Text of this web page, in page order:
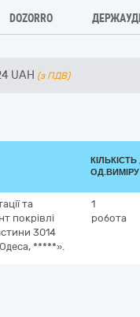
DOZORRO
UAH (з ПДВ)
КІЛЬКІСТЬ
ОД.ВИМІРУ
та
покрівлі
3014
Одеса, *****».
1
робота